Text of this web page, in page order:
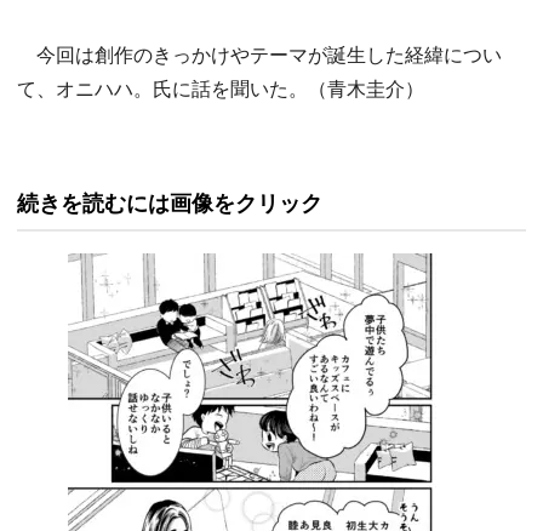
今回は創作のきっかけやテーマが誕生した経緯につい
て、オニハハ。氏に話を聞いた。（青木圭介）
続きを読むには画像をクリック